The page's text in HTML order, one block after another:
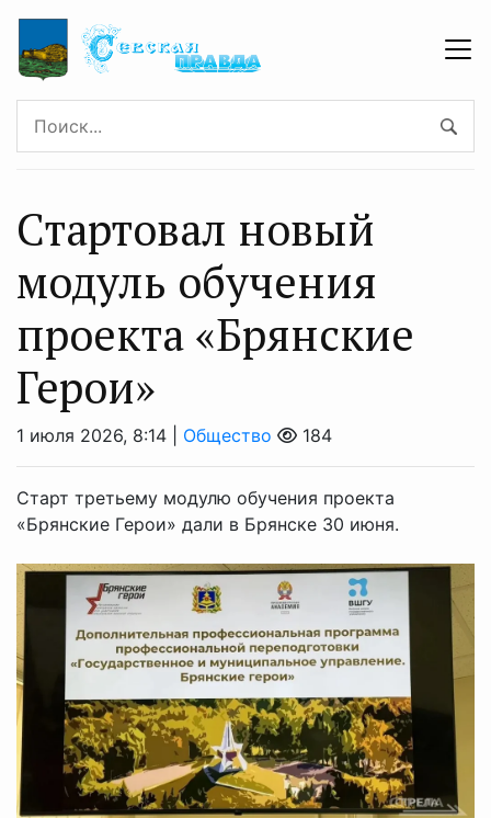
Стартовал новый
модуль обучения
проекта «Брянские
Герои»
1 июля 2026, 8:14 | Общество 184
Старт третьему модулю обучения проекта
«Брянские Герои» дали в Брянске 30 июня.